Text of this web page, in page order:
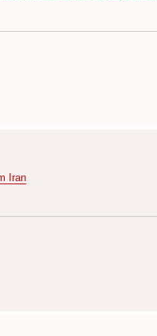
Iran